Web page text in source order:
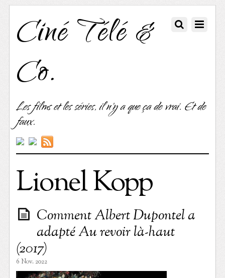
Ciné Télé &
Co.
Les films et les séries, il n'y a que ça de vrai. Et de
faux.
Lionel Kopp
Comment Albert Dupontel a
adapté Au revoir là-haut
(2017)
6 Nov. 2022